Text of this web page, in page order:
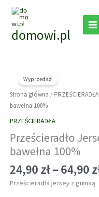
Przejdź
treścidomowi.pl
Wyprzedaż!
Strona główna / PRZEŚCIERADŁA
bawełna 100%
PRZEŚCIERADŁA
Prześcieradło
bawełna 100%
24,90 zł– 64,90
Prześcieradła jersey z gumką